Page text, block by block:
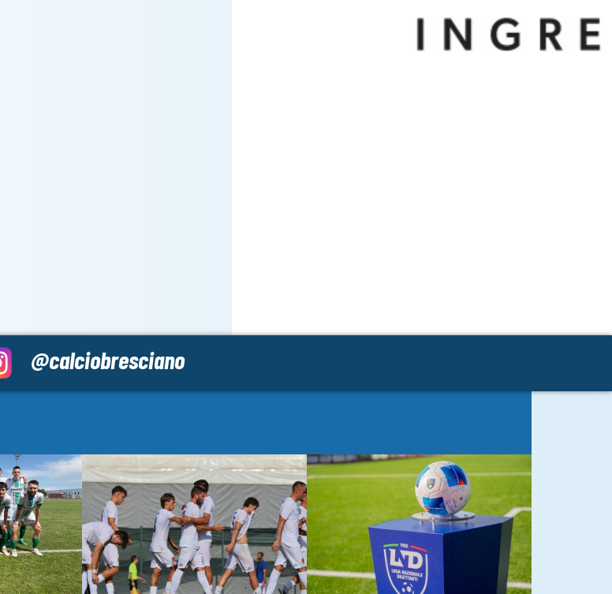
@calciobresciano